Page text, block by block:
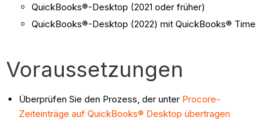
QuickBooks®-Desktop (2021 oder früher)
QuickBooks®-Desktop (2022) mit QuickBooks® Time
Voraussetzungen
Überprüfen Sie den Prozess, der unter Procore-
Zeiteinträge auf QuickBooks® Desktop übertragen